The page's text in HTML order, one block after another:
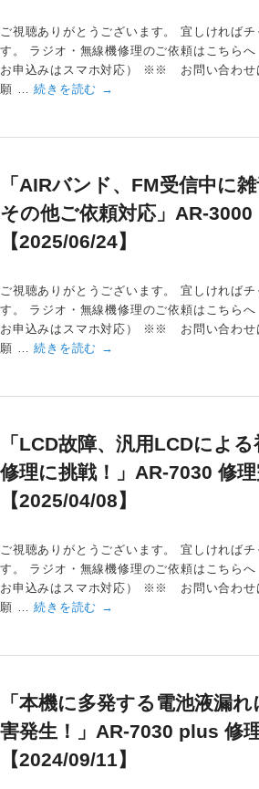
ご視聴ありがとうございます。 宜しければ
す。 ラジオ・無線機修理のご依頼はこち
お申込みはスマホ対応） ※※ お問い合わせ
願 …続きを読む →
「AIRバンド、FM受信中に
その他ご依頼対応」AR-3000
【2025/06/24】
ご視聴ありがとうございます。 宜しければ
す。 ラジオ・無線機修理のご依頼はこち
お申込みはスマホ対応） ※※ お問い合わせ
願 …続きを読む →
「LCD故障、汎用LCDによ
修理に挑戦！」AR-7030 修理
【2025/04/08】
ご視聴ありがとうございます。 宜しければ
す。 ラジオ・無線機修理のご依頼はこち
お申込みはスマホ対応） ※※ お問い合わせ
願 …続きを読む →
「本機に多発する電池液漏
害発生！」AR-7030 plus 修
【2024/09/11】